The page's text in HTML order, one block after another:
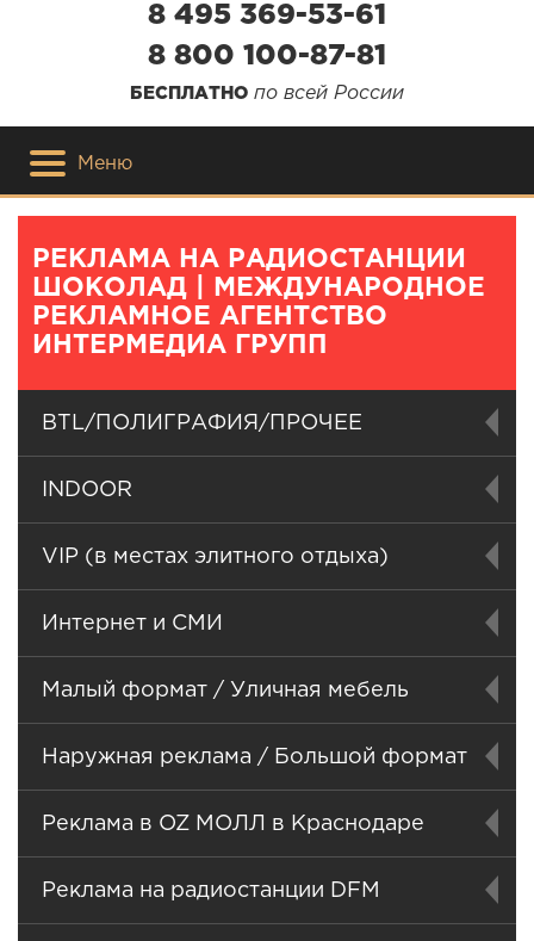
8 495 369-53-61
8 800 100-87-81
БЕСПЛАТНО по всей России
Меню
РЕКЛАМА НА РАДИОСТАНЦИИ
ШОКОЛАД | МЕЖДУНАРОДНОЕ
РЕКЛАМНОЕ АГЕНТСТВО
ИНТЕРМЕДИА ГРУПП
BTL/ПОЛИГРАФИЯ/ПРОЧЕЕ
INDOOR
VIP (в местах элитного отдыха)
Интернет и СМИ
Малый формат / Уличная мебель
Наружная реклама / Большой формат
Реклама в OZ МОЛЛ в Краснодаре
Реклама на радиостанции DFM